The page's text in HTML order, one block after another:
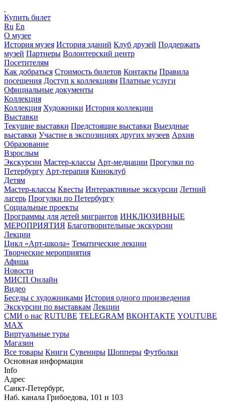
Купить билет
Ru En
О музее
История музея История зданий Клуб друзей Поддержать
музей Партнеры Волонтерский центр
Посетителям
Как добраться Стоимость билетов Контакты Правила
посещения Доступ к коллекциям Платные услуги
Официальные документы
Коллекция
Коллекция Художники История коллекции
Выставки
Текущие выставки Предстоящие выставки Выездные
выставки Участие в экспозициях других музеев Архив
Образование
Взрослым
Экскурсии Мастер-классы Арт-медиации Прогулки по
Петербургу Арт-терапия Киноклуб
Детям
Мастер-классы Квесты Интерактивные экскурсии Летний
лагерь Прогулки по Петербургу
Социальные проекты
Программы для детей мигрантов ИНКЛЮЗИВНЫЕ
МЕРОПРИЯТИЯ Благотворительные экскурсии
Лекции
Цикл «Арт-школа» Тематические лекции
Творческие мероприятия
Афиша
Новости
МИСП Онлайн
Видео
Беседы с художниками История одного произведения
Экскурсии по выставкам Лекции
СМИ о нас RUTUBE TELEGRAM ВКОНТАКТЕ YOUTUBE
MAX
Виртуальные туры
Магазин
Все товары Книги Сувениры Шопперы Футболки
Основная информация
Info
Адрес
Санкт-Петербург,
Наб. канала Грибоедова, 101 и 103